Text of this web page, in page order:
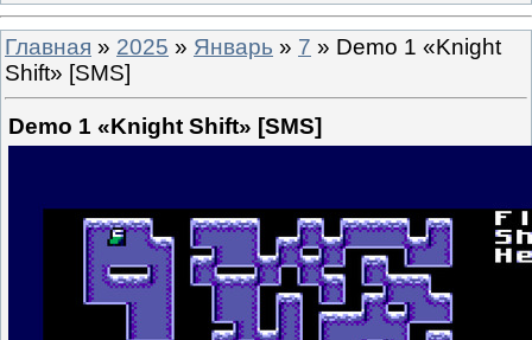
Главная » 2025 » Январь » 7 » Demo 1 «Knight
Shift» [SMS]
Demo 1 «Knight Shift» [SMS]